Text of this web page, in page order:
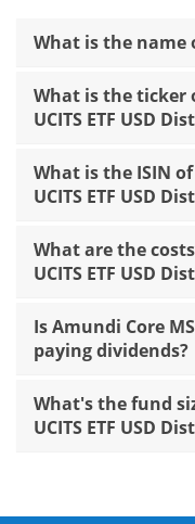
What is the name
What is the ticker
UCITS ETF USD
What is the ISIN
UCITS ETF USD
What are the
UCITS ETF USD
Is Amundi Core
paying dividends?
What's the fund
UCITS ETF USD